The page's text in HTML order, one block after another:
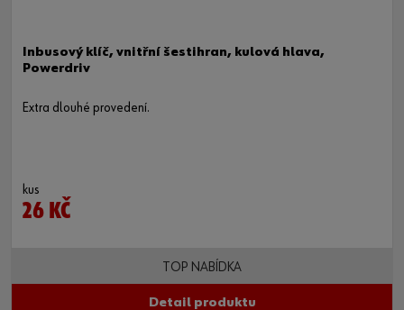
Inbusový klíč, vnitřní šestihran, kulová hlava,
Powerdriv
Extra dlouhé provedení.
kus
26 KČ
TOP NABÍDKA
Detail produktu